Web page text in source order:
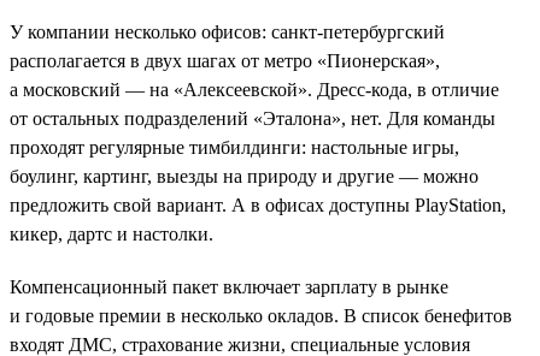
У компании несколько офисов: санкт-петербургский
располагается в двух шагах от метро «Пионерская»,
а московский — на «Алексеевской». Дресс-кода, в отличие
от остальных подразделений «Эталона», нет. Для команды
проходят регулярные тимбилдинги: настольные игры,
боулинг, картинг, выезды на природу и другие — можно
предложить свой вариант. А в офисах доступны PlayStation,
кикер, дартс и настолки.
Компенсационный пакет включает зарплату в рынке
и годовые премии в несколько окладов. В список бенефитов
входят ДМС, страхование жизни, специальные условия